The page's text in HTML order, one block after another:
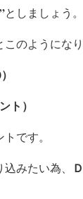
としましょう。
のようになり
）
ト）
です。
みたい為、